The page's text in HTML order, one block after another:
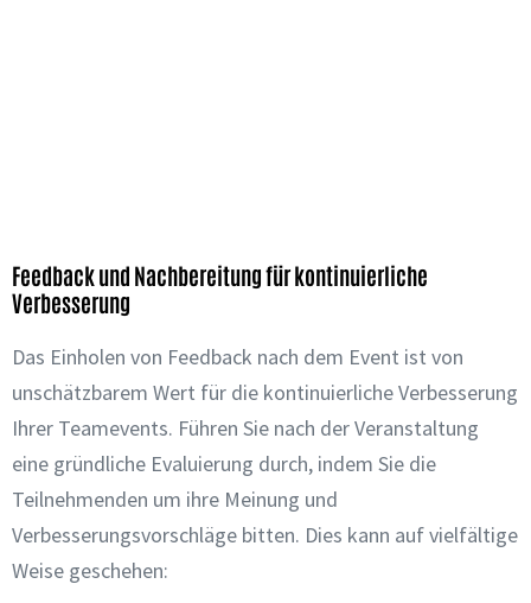
Feedback und Nachbereitung für kontinuierliche
Verbesserung
Das Einholen von Feedback nach dem Event ist von
unschätzbarem Wert für die kontinuierliche Verbesserung
Ihrer Teamevents. Führen Sie nach der Veranstaltung
eine gründliche Evaluierung durch, indem Sie die
Teilnehmenden um ihre Meinung und
Verbesserungsvorschläge bitten. Dies kann auf vielfältige
Weise geschehen: